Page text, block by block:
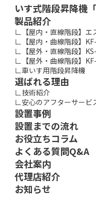
いす式階段昇降機
製品紹介
∟【屋内・直線階段】エ
∟【屋内・曲線階段】
∟【屋外・直線階段】
∟【屋外・曲線階段】
∟車いす用階段昇降機
選ばれる理由
∟技術紹介
∟安心のアフターサービ
設置事例
設置までの流れ
お役立ちコラム
よくある質問Q&A
会社案内
代理店紹介
お知らせ